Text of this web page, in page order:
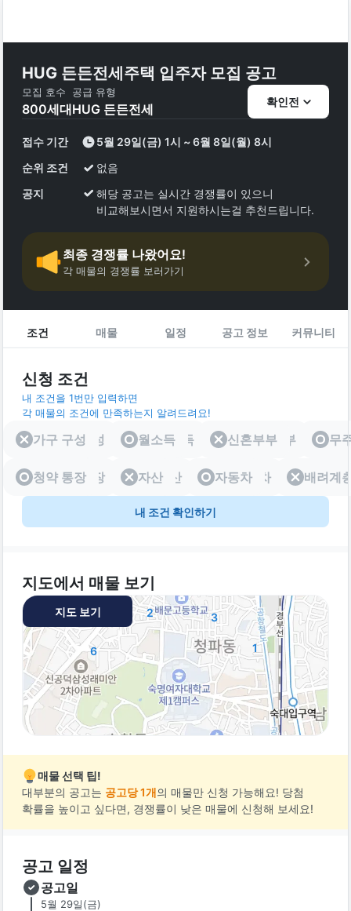
HUG 든든전세주택 입주자 모집 공고
모집 호수
800세대
공급 유형
HUG 든든전세 확인전
접수 기간
5월 29일(금) 1시 ~ 6월 8일(월) 8시
순위 조건
없음
공지
해당 공고는 실시간 경쟁률이 있으니
비교해보시면서 지원하시는걸 추천드립니다.
최종 경쟁률 나왔어요!
각 매물의 경쟁률 보러가기
조건 매물 일정 공고 정보 커뮤니티
신청 조건
내 조건을 1번만 입력하면
각 매물의 조건에 만족하는지 알려드려요!
가구 구성 월소득 신혼부부
가구 구성 월소득 신혼부부 무
청약 통장 자산 자동차 배려
청약 통장 자산 자동차 배려계
내 조건 확인하기
지도에서 매물 보기
6
2 3
1
지도 보기
매물 선택 팁!
대부분의 공고는 공고당 1개의 매물만 신청 가능해요! 당첨
확률을 높이고 싶다면, 경쟁률이 낮은 매물에 신청해 보세요!
공고 일정
공고일
5월 29일(금)